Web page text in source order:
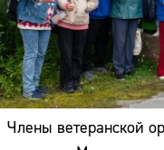
Члены ветеранской